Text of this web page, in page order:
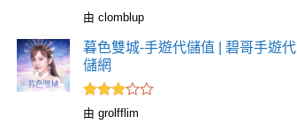
評分
分 5
由 clomblup
暮色雙城-手遊代儲值 | 碧哥手遊代
儲網
評分
滿
由 grolfflim